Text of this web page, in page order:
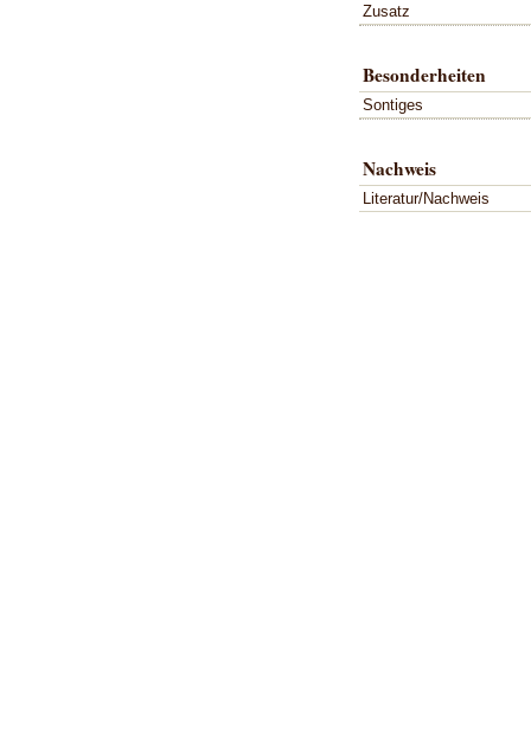
Zusatz
Besonderheiten
Sontiges
Nachweis
Literatur/Nachweis